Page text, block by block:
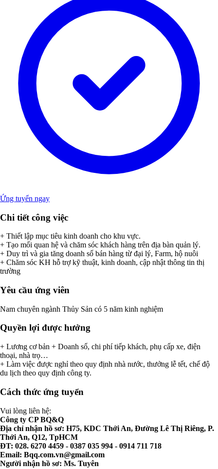
Ứng tuyển ngay
Chi tiết công việc
+ Thiết lập mục tiêu kinh doanh cho khu vực.
+ Tạo mối quan hệ và chăm sóc khách hàng trên địa bàn quản lý.
+ Duy trì và gia tăng doanh số bán hàng từ đại lý, Farm, hộ nuôi
+ Chăm sóc KH hỗ trợ kỹ thuật, kinh doanh, cập nhật thông tin thị
trường
Yêu cầu ứng viên
Nam chuyên ngành Thủy Sản có 5 năm kinh nghiệm
Quyền lợi được hưởng
+ Lương cơ bản + Doanh số, chi phí tiếp khách, phụ cấp xe, điện
thoại, nhà trọ…
+ Làm việc được nghỉ theo quy định nhà nước, thưởng lễ tết, chế độ
du lịch theo quy định công ty.
Cách thức ứng tuyển
Vui lòng liên hệ:
Công ty CP BQ&Q
Địa chỉ nhận hồ sơ: H75, KDC Thới An, Đường Lê Thị Riêng, P.
Thới An, Q12, TpHCM
ĐT: 028. 6270 4459 - 0387 035 994 - 0914 711 718
Email: Bqq.com.vn@gmail.com
Người nhận hồ sơ: Ms. Tuyên